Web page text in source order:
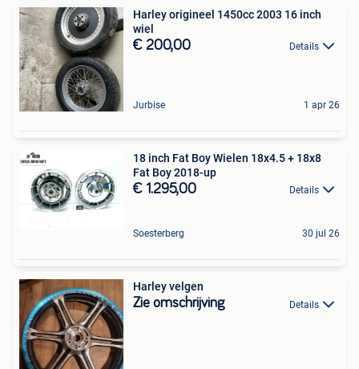
Harley origineel 1450cc 2003 16 inch
wiel
€ 200,00 Details
Jurbise 1 apr 26
18 inch Fat Boy Wielen 18x4.5 + 18x8
Fat Boy 2018-up
€ 1.295,00 Details
Soesterberg 30 jul 26
Harley velgen
Zie omschrijving Details